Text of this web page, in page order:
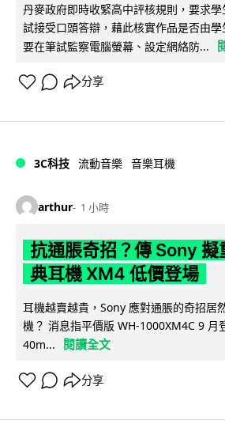
丹麥政府即時收緊高中評核規則，要求
試接受口頭答辯，藉此核實作品是否由
要在筆試監察電腦螢幕、設定網絡防...
分享
3C科技 流動音樂 音樂耳機
arthur 1 小時
抗通脹奇招？傳 Sony 擬
典耳機 XM4 低價登場
耳機越賣越貴，Sony 應對通脹的奇招居
機？ 消息指平價版 WH-1000XM4C 9 月
40m...
閱讀全文
分享